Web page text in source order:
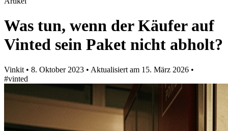
Was tun, wenn der Käufer auf
Vinted sein Paket nicht abholt?
Vinkit • 8. Oktober 2023 • Aktualisiert am 15. März 2026 •
#vinted